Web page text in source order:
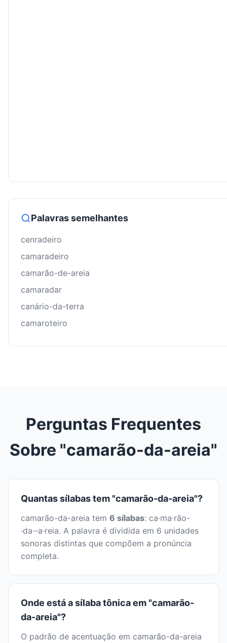
Palavras semelhantes
cenradeiro
camaradeiro
camarão-de-areia
camaradar
canário-da-terra
camaroteiro
Perguntas Frequentes
Sobre "camarão-da-areia"
Quantas sílabas tem "camarão-da-areia"?
camarão-da-areia tem 6 sílabas: ca·ma·rão-
·da·-a·reia. A palavra é dividida em 6 unidades
sonoras distintas que compõem a pronúncia
completa.
Onde está a sílaba tônica em "camarão-
da-areia"?
O padrão de acentuação em camarão-da-areia